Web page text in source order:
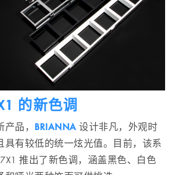
的新色调
品， BRIANNA 设计非凡，外观时
具有较低的统一炫光值。目前，该系
推出了新色调，涵盖黑色、白色